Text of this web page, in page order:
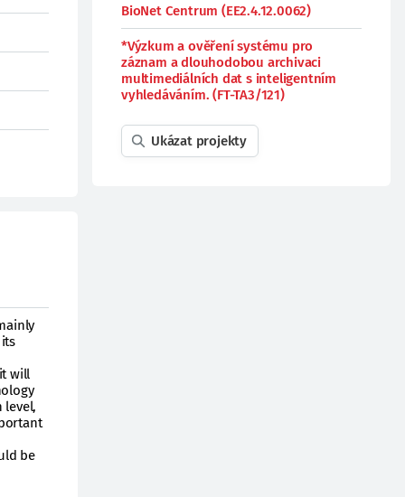
will
level,
be
BioNet Centrum (EE2.4.12.0062)
*Výzkum a ověření systému pro
záznam a dlouhodobou archivaci
multimediálních dat s inteligentním
vyhledáváním. (FT-TA3/121)
Ukázat projekty